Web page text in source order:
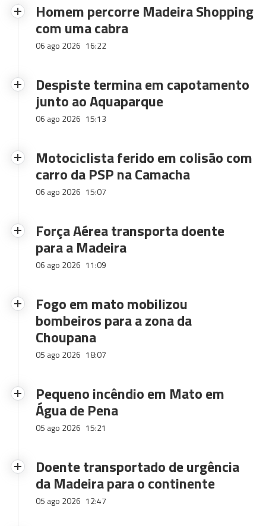
Homem percorre Madeira Shopping
com uma cabra
06 ago 2026 16:22
Despiste termina em capotamento
junto ao Aquaparque
06 ago 2026 15:13
Motociclista ferido em colisão com
carro da PSP na Camacha
06 ago 2026 15:07
Força Aérea transporta doente
para a Madeira
06 ago 2026 11:09
Fogo em mato mobilizou
bombeiros para a zona da
Choupana
05 ago 2026 18:07
Pequeno incêndio em Mato em
Água de Pena
05 ago 2026 15:21
Doente transportado de urgência
da Madeira para o continente
05 ago 2026 12:47